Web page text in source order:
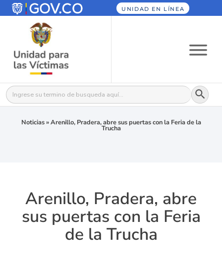
UNIDAD EN LÍNEA
Buscar: Botón
Noticias»Arenillo, Pradera, abre sus puertas con la Feria de la
Trucha
Arenillo, Pradera, abre
sus puertas con la Feria
de la Trucha